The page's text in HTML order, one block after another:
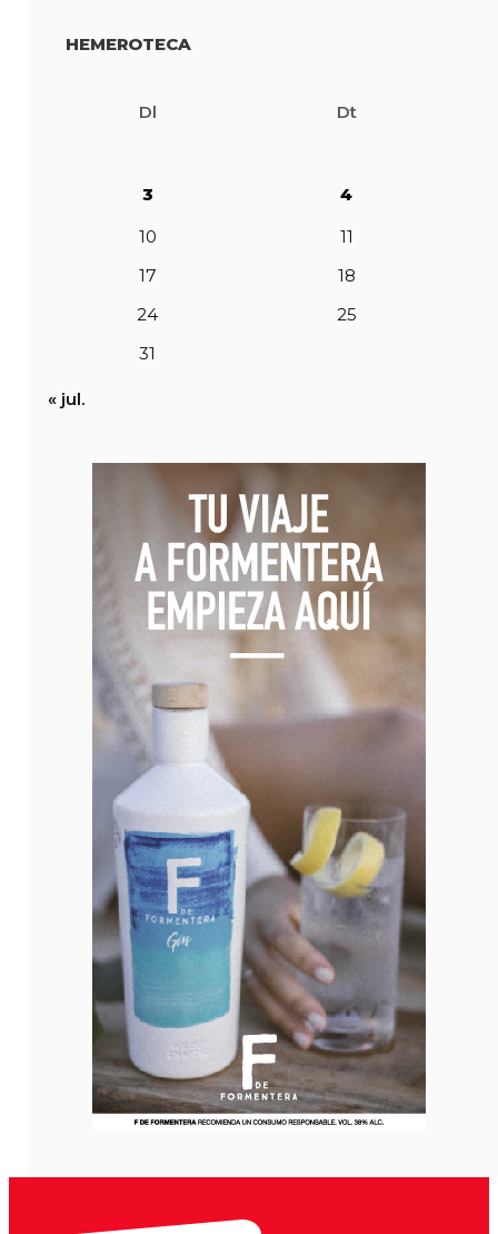
HEMEROTECA
Dl Dt
3
4
10
11
17
18
24
25
31
« jul.